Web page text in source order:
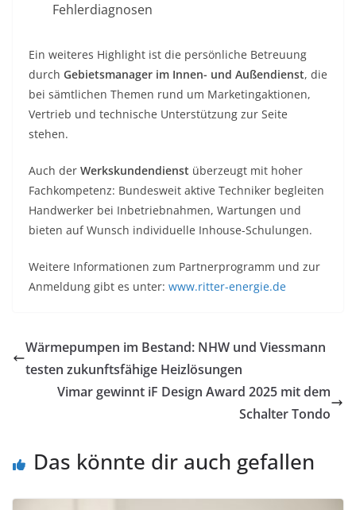
Fehlerdiagnosen
Ein weiteres Highlight ist die persönliche Betreuung
durch Gebietsmanager im Innen- und Außendienst, die
bei sämtlichen Themen rund um Marketingaktionen,
Vertrieb und technische Unterstützung zur Seite
stehen.
Auch der Werkskundendienst überzeugt mit hoher
Fachkompetenz: Bundesweit aktive Techniker begleiten
Handwerker bei Inbetriebnahmen, Wartungen und
bieten auf Wunsch individuelle Inhouse-Schulungen.
Weitere Informationen zum Partnerprogramm und zur
Anmeldung gibt es unter: www.ritter-energie.de
Wärmepumpen im Bestand: NHW und Viessmann
testen zukunftsfähige Heizlösungen
Vimar gewinnt iF Design Award 2025 mit dem
Schalter Tondo
Das könnte dir auch gefallen